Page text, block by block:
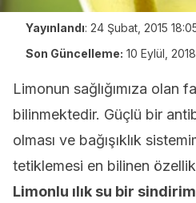
Yayınlandı: 24 Şubat, 2015
Son Güncelleme: 10 Eylül,
Limonun sağlığımıza olan
bilinmektedir. Güçlü bir
olması ve bağışıklık
tetiklemesi en bilinen
Limonlu ılık su bir sindirim